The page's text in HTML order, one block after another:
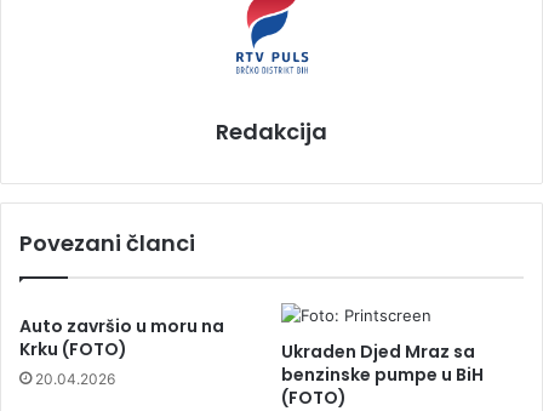
Redakcija
Povezani članci
Auto završio u moru na
Krku (FOTO)
20.04.2026
Ukraden Djed Mraz sa
benzinske pumpe u BiH
(FOTO)